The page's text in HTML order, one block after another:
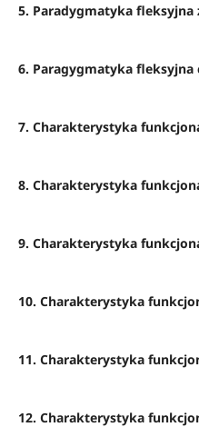
5. Paradygmatyka fleksyjna
6. Paragygmatyka fleksyjna
7. Charakterystyka
8. Charakterystyka
9. Charakterystyka
10. Charakterystyka
11. Charakterystyka
12. Charakterystyka